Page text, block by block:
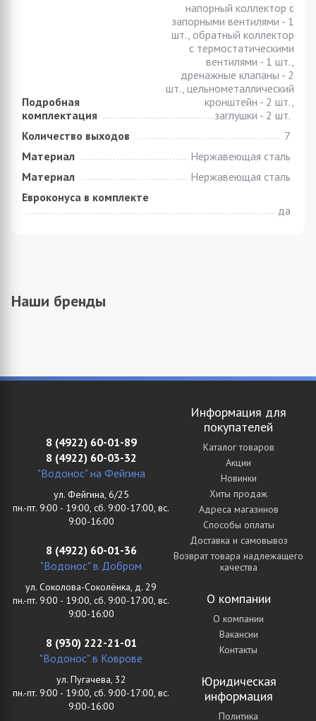
Подробная
комплектация
напорный коллектор с
запорными вентилями - 1
шт., обратный коллектор
с термостатическими
вентилями - 1 шт.,
дренажные клапаны - 2
шт., цельнометаллический
кронштейн - 2 шт.,
заглушки - 2 шт.
Количество выходов
7
Материал
Нержавеющая сталь
Материал
Нержавеющая сталь
Евроконуса в комплекте
да
Наши бренды
8 (4922) 60-01-89
8 (4922) 60-03-32
"Водонос" на Фейгина
ул. Фейгина, 6/25
пн.-пт. 9:00 - 19:00, сб. 9:00-17:00, вс.
9:00-16:00
8 (4922) 60-01-36
"Водонос" в Добром
ул. Соколова-Соколёнка, д. 29
пн.-пт. 9:00 - 19:00, сб. 9:00-17:00, вс.
9:00-16:00
8 (930) 222-21-01
"Водонос" в Коврове
ул. Пугачева, 32
пн.-пт. 9:00 - 19:00, сб. 9:00-17:00, вс.
9:00-16:00
Информация для
покупателей
Каталог товаров
Акции
Новинки
Хиты продаж
Адреса магазинов
Способы оплаты
Доставка и самовывоз
Возврат товара надлежащего
качества
О компании
О компании
Вакансии
Контакты
Юридическая
информация
Политика